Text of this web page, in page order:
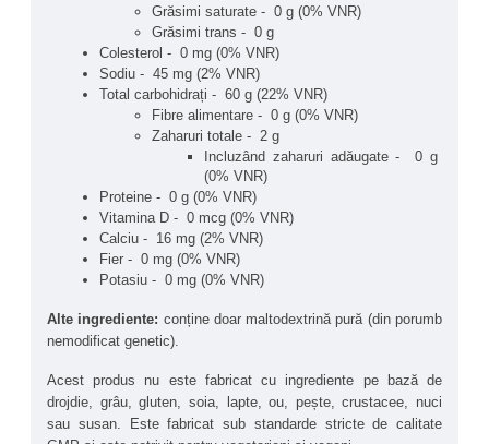
Maltodexina pură Carbo Gain întreține refacerea glicogenului
din mușchi și asigură transportul eficient al proteinelor către
țesutul muscular, contribuind astfel la creșterea masei
musculare. De menționat că acești carbohidrați nu conțin
proteine, grăsimi sau fibre, fiind o sursă excelentă de energie
pentru sportivi și persoane active; și deopotrivă potrivit pentru
cei care urmează o dietă vegană sau vegetariană.
Produsele NOW® Sports cu sigiliul "Steroid-Tested" sunt
testate riguros conform standardelor WADA (World Anti-Doping
Agency), garantând absența substanțelor interzise precum
steroizi anabolizanți, SARMs, SSRI, beta-agoniști și inhibitori
ai estrogenului. În plus, produsul este certificat Informed
Sport, fiind testat de LGC, un program global de asigurare
antidoping. Această certificare garantează puritatea, siguranța
și conformitatea cu cerințele stricte pentru sportivii de
Beneficiile principale ale produsului NOW® Sports Carbo
Gain 3.6kg:
Grăsimi saturate -  0 g (0% VNR)
Grăsimi trans -  0 g
Colesterol -  0 mg (0% VNR)
Sodiu -  45 mg (2% VNR)
Total carbohidrați -  60 g (22% VNR)
Fibre alimentare -  0 g (0% VNR)
Zaharuri totale -  2 g
Incluzând zaharuri adăugate -  0 g
(0% VNR)
Proteine -  0 g (0% VNR)
Vitamina D -  0 mcg (0% VNR)
Calciu -  16 mg (2% VNR)
Fier -  0 mg (0% VNR)
Potasiu -  0 mg (0% VNR)
Alte ingrediente: conține doar maltodextrină pură (din porumb
nemodificat genetic).
Acest produs nu este fabricat cu ingrediente pe bază de
drojdie, grâu, gluten, soia, lapte, ou, pește, crustacee, nuci
sau susan. Este fabricat sub standarde stricte de calitate